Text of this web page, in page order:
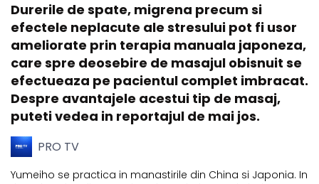
Durerile de spate, migrena precum si
efectele neplacute ale stresului pot fi usor
ameliorate prin terapia manuala japoneza,
care spre deosebire de masajul obisnuit se
efectueaza pe pacientul complet imbracat.
Despre avantajele acestui tip de masaj,
puteti vedea in reportajul de mai jos.
PRO TV
Yumeiho se practica in manastirile din China si Japonia. In